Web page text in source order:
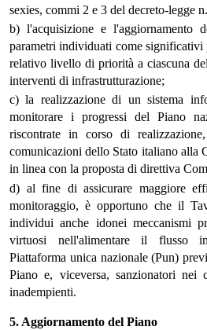
sexies, commi 2 e 3 del decreto-legge
b) l'acquisizione e l'aggiornamento
parametri individuati come significativi
relativo livello di priorità a ciascuna
interventi di infrastrutturazione;
c) la realizzazione di un sistema
monitorare i progressi del Piano
riscontrate in corso di
comunicazioni dello Stato italiano alla
in linea con la proposta di direttiva
d) al fine di assicurare maggiore
monitoraggio, è opportuno che il
individui anche idonei meccanismi
virtuosi nell'alimentare il flusso
Piattaforma unica nazionale (Pun)
Piano e, viceversa, sanzionatori nei
inadempienti.
5. Aggiornamento del Piano